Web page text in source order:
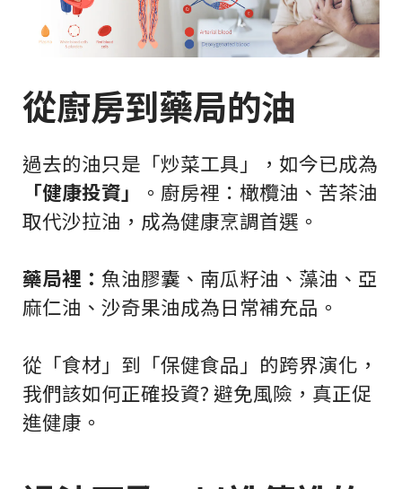
從廚房到藥局的油
過去的油只是「炒菜工具」，如今已成為
「健康投資」
。廚房裡：橄欖油、苦茶油
取代沙拉油，成為健康烹調首選。
藥局裡： 魚油膠囊、南瓜籽油、藻油、亞
麻仁油、沙奇果油成為日常補充品。
從「食材」到「保健食品」的跨界演化，
我們該如何正確投資? 避免風險，真正促
進健康。